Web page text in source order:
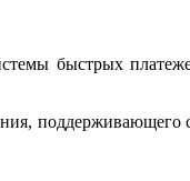
быстрых